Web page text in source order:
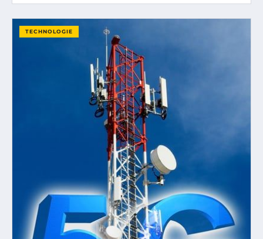
TECHNOLOGIE